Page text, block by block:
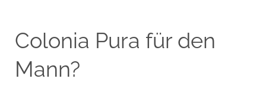
Colonia Pura für den
Mann?